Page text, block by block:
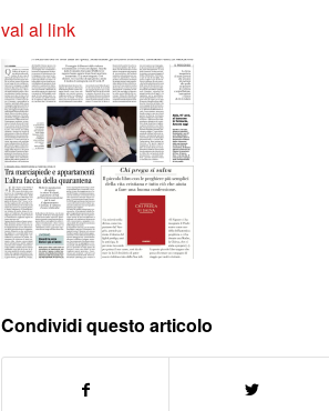
val al link
Condividi questo articolo